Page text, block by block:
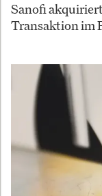
Sanofi
Transaktion im